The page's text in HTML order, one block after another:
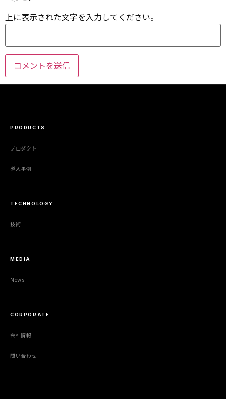
上に表示された文字を入力してください。
PRODUCTS
プロダクト
導入事例
TECHNOLOGY
技術
MEDIA
News
CORPORATE
会社情報
問い合わせ